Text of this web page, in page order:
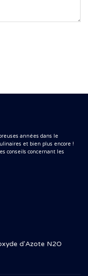
années dans le
et bien plus encore !
conseils concernant les
d'Azote N2O